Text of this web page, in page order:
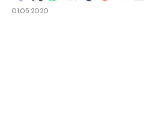
01.05.2020